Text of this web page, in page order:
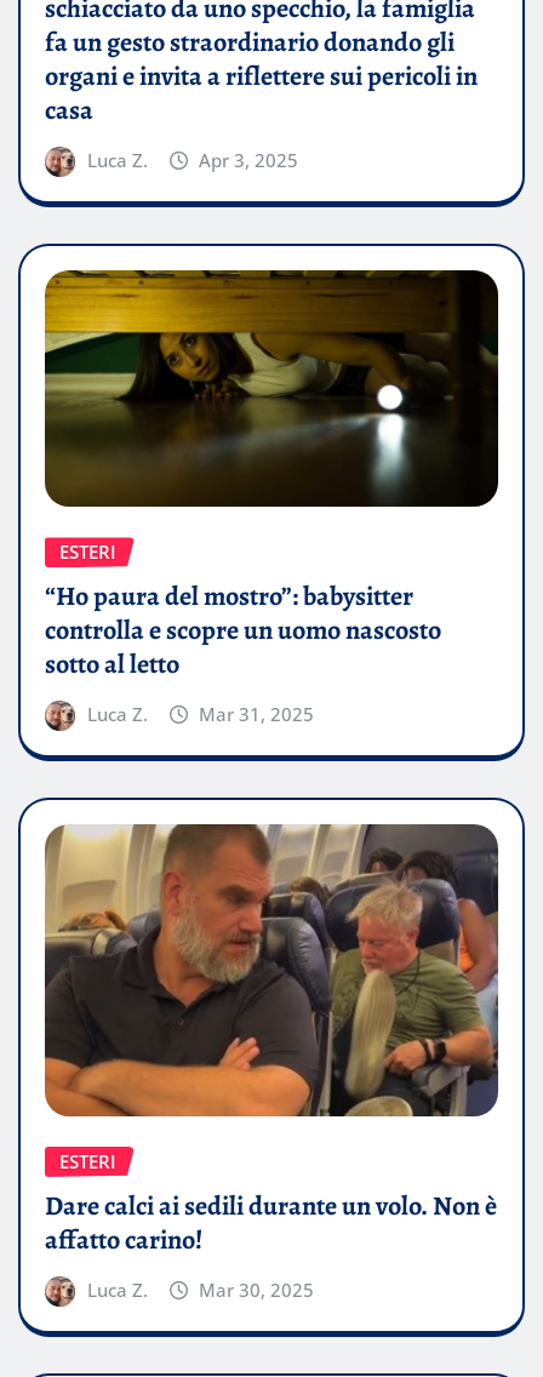
schiacciato da uno specchio, la famiglia
fa un gesto straordinario donando gli
organi e invita a riflettere sui pericoli in
casa
Luca Z. Apr 3, 2025
ESTERI
“Ho paura del mostro”: babysitter
controlla e scopre un uomo nascosto
sotto al letto
Luca Z. Mar 31, 2025
ESTERI
Dare calci ai sedili durante un volo. Non è
affatto carino!
Luca Z. Mar 30, 2025